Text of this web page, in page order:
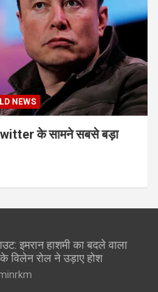
NEWS
के सामने सबसे बड़ा
इमरान हाशमी का बदले वाला
विलेन रोल ने उड़ाए होश